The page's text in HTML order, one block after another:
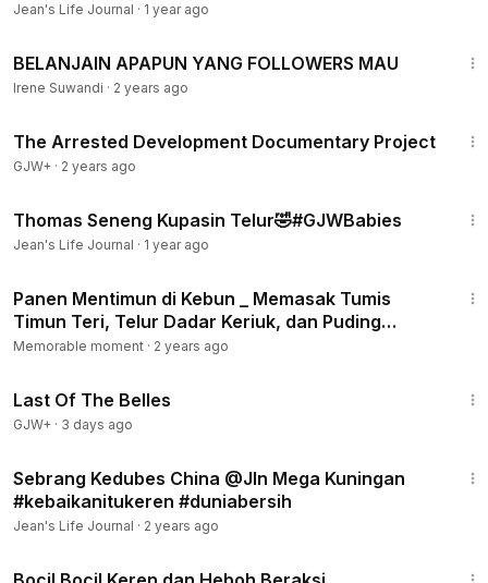
Jean's Life Journal · 1 year ago
BELANJAIN APAPUN YANG FOLLOWERS MAU
Irene Suwandi · 2 years ago
The Arrested Development Documentary Project
GJW+ · 2 years ago
Thomas Seneng Kupasin Telur🤣#GJWBabies
Jean's Life Journal · 1 year ago
Panen Mentimun di Kebun _ Memasak Tumis
Timun Teri, Telur Dadar Keriuk, dan Puding
Mentimun Segar
Memorable moment · 2 years ago
Last Of The Belles
GJW+ · 3 days ago
Sebrang Kedubes China @Jln Mega Kuningan
#kebaikanitukeren #duniabersih
Jean's Life Journal · 2 years ago